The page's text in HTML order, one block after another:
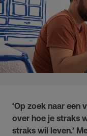
‘Op zoek naar een
over hoe je straks
straks wil leven.’